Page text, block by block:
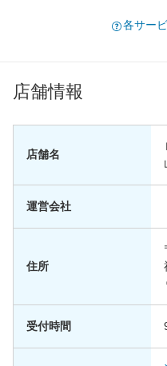
各サー
店舗情報
店舗名
運営会社
住所
受付時間